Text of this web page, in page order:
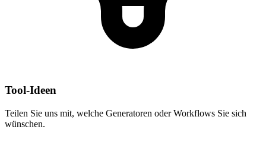
Tool-Ideen
Teilen Sie uns mit, welche Generatoren oder Workflows Sie sich
wünschen.